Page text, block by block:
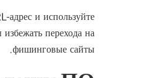
адрес и используйте
перехода на
фишинговые сайты.